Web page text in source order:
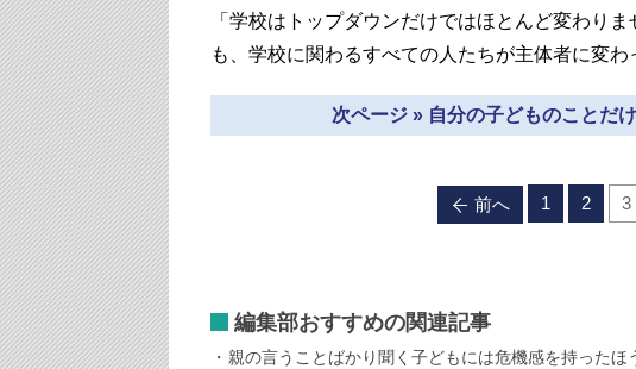
「学校はトップダウンだけではほとんど変わり
も、学校に関わるすべての人たちが主体者に変わ
次ページ » 自分の子どものことだ
前へ 1 2 3
編集部おすすめの関連記事
親の言うことばかり聞く子どもには危機感を持ったほ